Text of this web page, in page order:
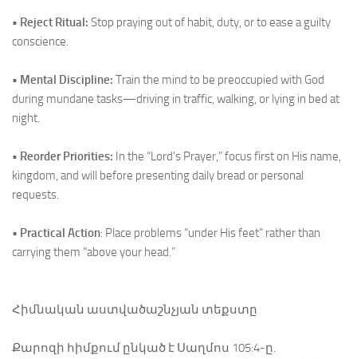
• Reject Ritual: Stop praying out of habit, duty, or to ease a guilty
conscience.
• Mental Discipline: Train the mind to be preoccupied with God
during mundane tasks—driving in traffic, walking, or lying in bed at
night.
• Reorder Priorities: In the “Lord’s Prayer,” focus first on His name,
kingdom, and will before presenting daily bread or personal
requests.
• Practical Action: Place problems “under His feet” rather than
carrying them “above your head.”
Հիմնական աստվածաշնչյան տեքստը
Քարոզի հիմքում ընկած է Սաղմոս 105:4-ը.